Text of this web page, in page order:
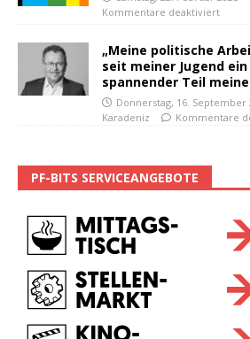
Kommentare deaktiviert
„Meine politische
seit meiner Jugend
spannender Teil
Donnerstag, 16. September
Karadeniz
Kommentare
PF-BITS SERVICEANGEBOTE